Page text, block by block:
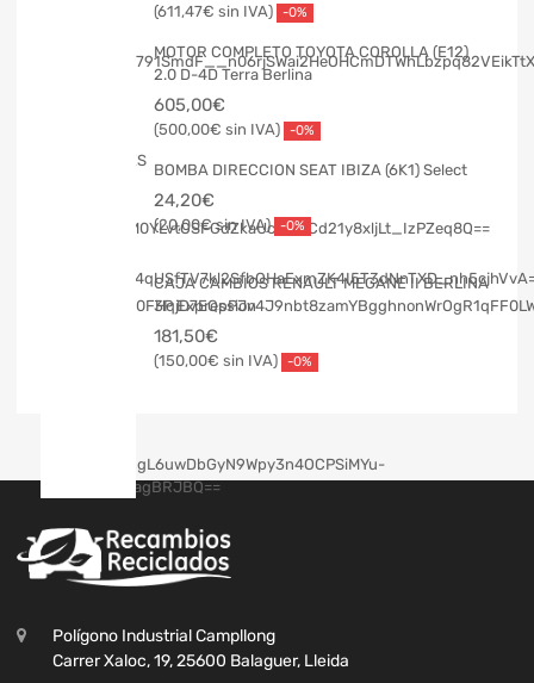
611,47€ -0%
MOTOR COMPLETO TOYOTA COROLLA (E12)
2.0 D-4D Terra Berlina
605,00€
500,00€ -0%
BOMBA DIRECCION SEAT IBIZA (6K1) Select
24,20€
20,00€ -0%
CAJA CAMBIOS RENAULT MEGANE II BERLINA
3P Expression
181,50€
150,00€ -0%
Polígono Industrial Campllong
Carrer Xaloc, 19, 25600 Balaguer, Lleida